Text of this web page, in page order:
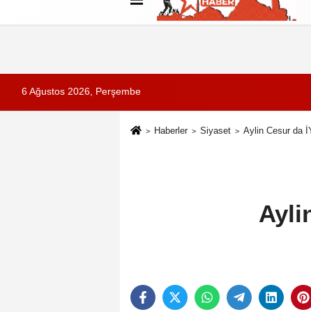
Künye İletişim Çerez Politikası
6 Ağustos 2026, Perşembe
Haberler Siyaset Aylin Cesur da